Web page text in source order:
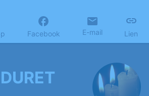
Facebook E-mail Lien